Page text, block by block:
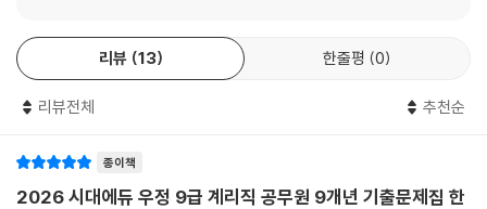
리뷰 13 한줄평 0
리뷰전체 추천순
종이책
2026 시대에듀 우정 9급 계리직 공무원 9개년 기출문제집 한